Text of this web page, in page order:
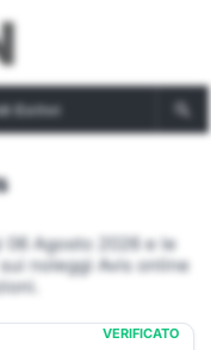
Estivi
06 Agosto 2026 e le
noleggi Avis online
VERIFICATO